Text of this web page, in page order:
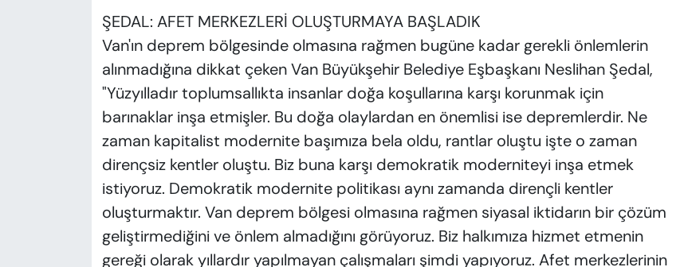
ŞEDAL: AFET MERKEZLERİ OLUŞTURMAYA BAŞLADIK
Van'ın deprem bölgesinde olmasına rağmen bugüne kadar gerekli önlemlerin
alınmadığına dikkat çeken Van Büyükşehir Belediye Eşbaşkanı Neslihan Şedal,
"Yüzyılladır toplumsallıkta insanlar doğa koşullarına karşı korunmak için
barınaklar inşa etmişler. Bu doğa olaylardan en önemlisi ise depremlerdir. Ne
zaman kapitalist modernite başımıza bela oldu, rantlar oluştu işte o zaman
dirençsiz kentler oluştu. Biz buna karşı demokratik moderniteyi inşa etmek
istiyoruz. Demokratik modernite politikası aynı zamanda dirençli kentler
oluşturmaktır. Van deprem bölgesi olmasına rağmen siyasal iktidarın bir çözüm
geliştirmediğini ve önlem almadığını görüyoruz. Biz halkımıza hizmet etmenin
gereği olarak yıllardır yapılmayan çalışmaları şimdi yapıyoruz. Afet merkezlerinin